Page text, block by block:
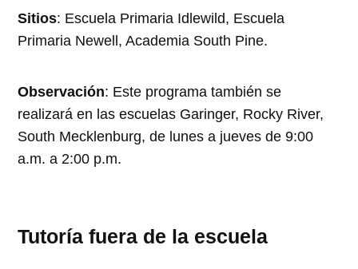
Sitios: Escuela Primaria Idlewild, Escuela
Primaria Newell, Academia South Pine.
Observación: Este programa también se
realizará en las escuelas Garinger, Rocky River,
South Mecklenburg, de lunes a jueves de 9:00
a.m. a 2:00 p.m.
Tutoría fuera de la escuela